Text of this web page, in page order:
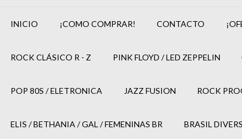
INICIO ¡COMO COMPRAR! CONTACTO
ROCK CLÁSICO R - Z PINK FLOYD / LED ZEPPELIN
POP 80S / ELETRONICA JAZZ FUSION ROCK
ELIS / BETHANIA / GAL / FEMENINAS BR BRASIL